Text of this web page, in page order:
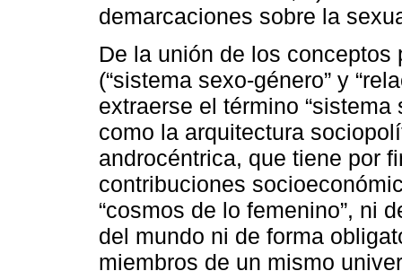
demarcaciones sobre la
De la unión de los
(“sistema sexo-género” y
extraerse el término
como la arquitectura
androcéntrica, que tiene por
contribuciones
“cosmos de lo femenino”, ni
del mundo ni de forma
miembros de un mismo